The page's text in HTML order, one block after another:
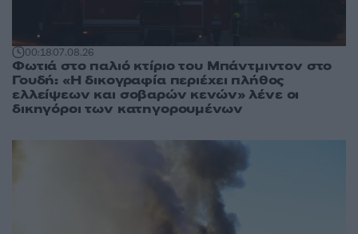
00:1807.08.26
Φωτιά στο παλιό κτίριο του Μπάντμιντον στο
Γουδή: «Η δικογραφία περιέχει πλήθος
ελλείψεων και σοβαρών κενών» λένε οι
δικηγόροι των κατηγορουμένων